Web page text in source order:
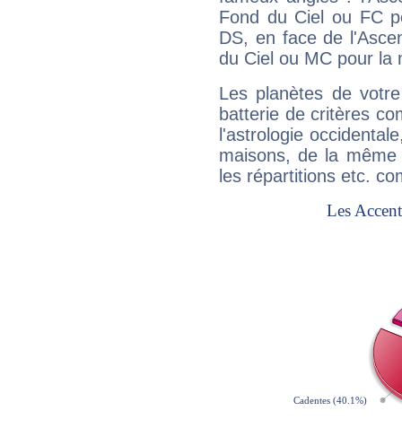
Fond du Ciel ou FC
DS, en face de
du Ciel ou MC pour la
Les planètes de
batterie de critères
l'astrologie
maisons, de la
les répartitions etc.